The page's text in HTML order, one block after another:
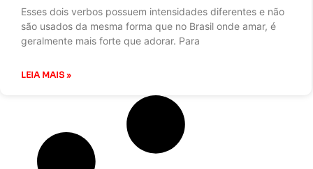
Esses dois verbos possuem intensidades diferentes e não
são usados da mesma forma que no Brasil onde amar, é
geralmente mais forte que adorar. Para
LEIA MAIS »